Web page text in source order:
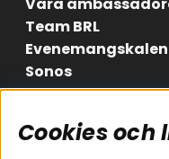
Team BRL
Sonos
Områden
Cookies och